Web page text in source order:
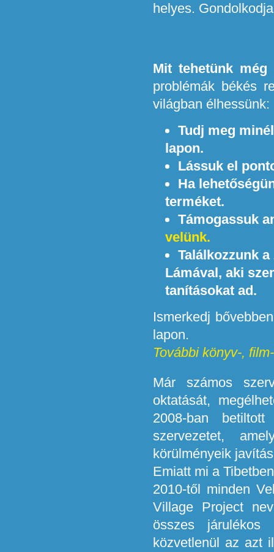
helyes.
Mit tehetünk még
problémák békés
világban élhessünk:
Tudj meg
lapon.
Lássuk el
Ha
terméket.
Támogassuk
velünk.
Találkozzunk
Lámával, aki
tanításokat ad.
Ismerkedj
lapon.
További könyv-,
Már számos
oktatását,
2008-ban
szervezetet,
körülményeik
Emiatt mi a
2010-től minden
Village Project
összes járulékos
közvetlenül az azt